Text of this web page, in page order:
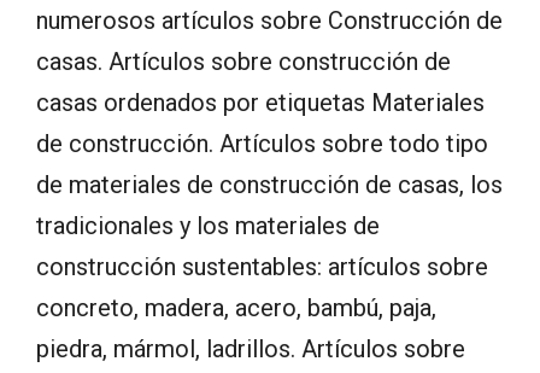
numerosos artículos sobre Construcción de
casas. Artículos sobre construcción de
casas ordenados por etiquetas Materiales
de construcción. Artículos sobre todo tipo
de materiales de construcción de casas, los
tradicionales y los materiales de
construcción sustentables: artículos sobre
concreto, madera, acero, bambú, paja,
piedra, mármol, ladrillos. Artículos sobre